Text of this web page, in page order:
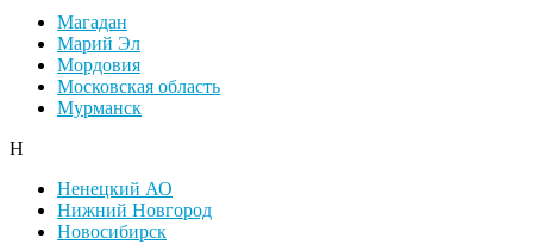
Магадан
Марий Эл
Мордовия
Московская область
Мурманск
Н
Ненецкий АО
Нижний Новгород
Новосибирск